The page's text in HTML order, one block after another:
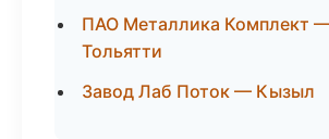
ПАО Металлика Комплект
Тольятти
Завод Лаб Поток — Кызыл